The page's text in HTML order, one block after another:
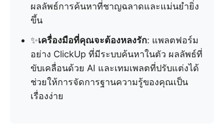
ผลลัพธ์การค้นหาที่ชาญฉลาดและแม่นยำยิ่ง
ขึ้น
✨เครื่องมือที่คุณจะต้องหลงรัก: แพลตฟอร์ม
อย่าง ClickUp ที่มีระบบค้นหาในตัว ผลลัพธ์ที่
ขับเคลื่อนด้วย AI และเทมเพลตที่ปรับแต่งได้
ช่วยให้การจัดการฐานความรู้ของคุณเป็น
เรื่องง่าย